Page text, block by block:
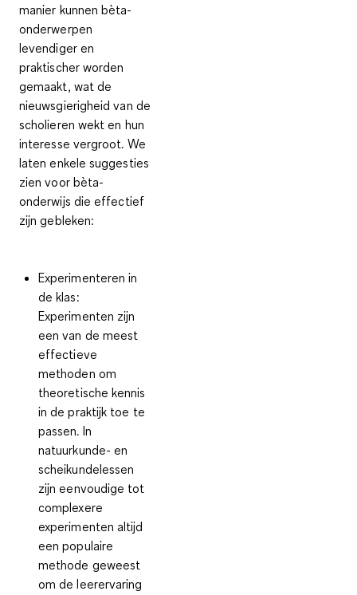
manier kunnen bèta-
onderwerpen
levendiger en
praktischerworden
gemaakt, wat de
nieuwsgierigheid van de
scholieren wekt en hun
interesse vergroot. We
laten enkele suggesties
zien voor bèta-
onderwijs die effectief
zijn gebleken:
Experimenteren in
de klas:
Experimenten zijn
een van de meest
effectieve
methoden om
theoretische kennis
in de praktijk toe te
passen. In
natuurkunde- en
scheikundelessen
zijn eenvoudige tot
complexere
experimenten altijd
een populaire
methode geweest
om de leerervaring